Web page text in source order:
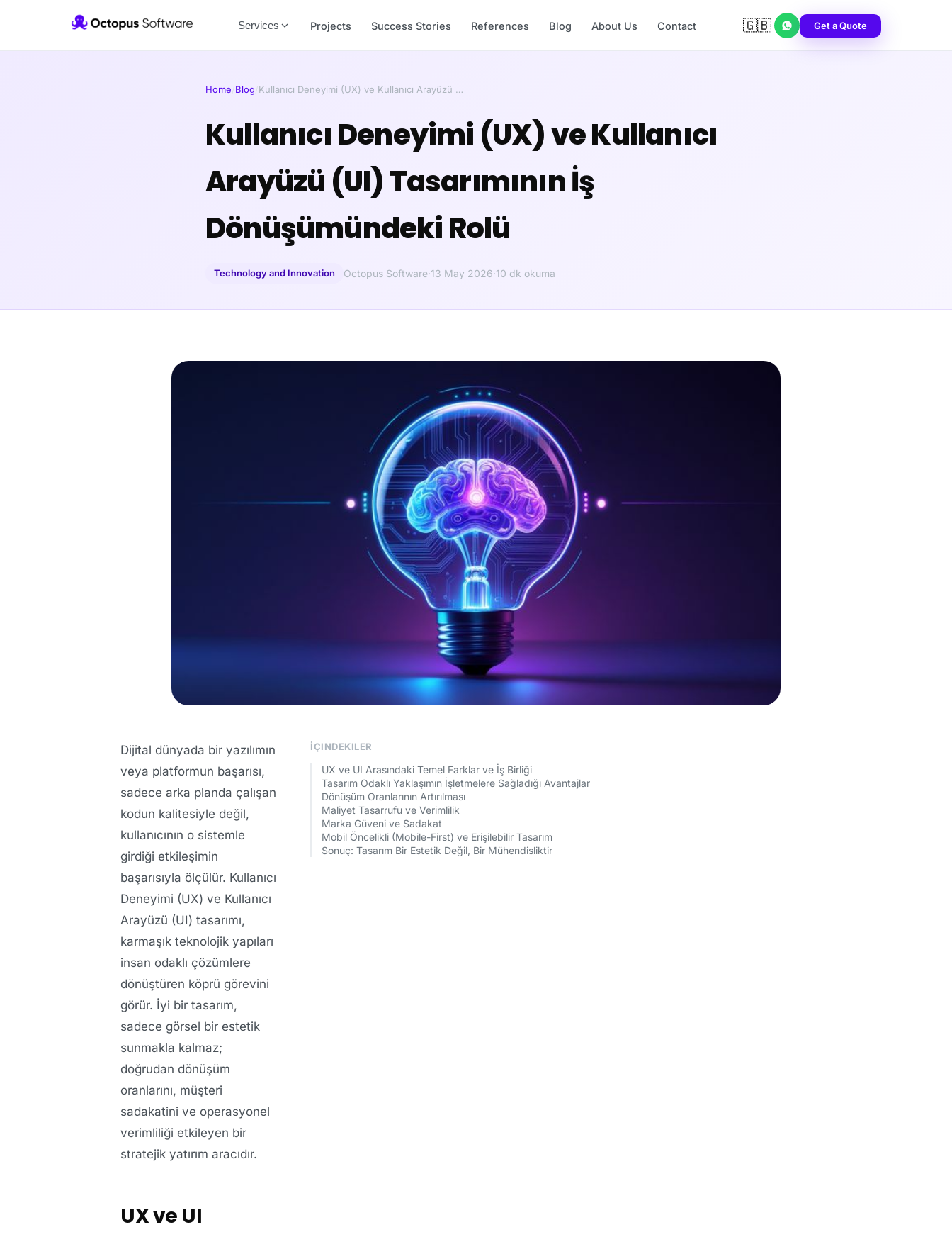
Services Projects Success Stories References Blog About Us Contact 🇬🇧 Get a Quote
Home/Blog/Kullanıcı Deneyimi (UX) ve Kullanıcı Arayüzü …
Kullanıcı Deneyimi (UX) ve Kullanıcı
Arayüzü (UI) Tasarımının İş
Dönüşümündeki Rolü
Technology and Innovation Octopus Software·13 May 2026·10 dk okuma
İÇINDEKILER
UX ve UI Arasındaki Temel Farklar ve İş Birliği
Tasarım Odaklı Yaklaşımın İşletmelere Sağladığı Avantajlar
Dönüşüm Oranlarının Artırılması
Maliyet Tasarrufu ve Verimlilik
Marka Güveni ve Sadakat
Mobil Öncelikli (Mobile-First) ve Erişilebilir Tasarım
Sonuç: Tasarım Bir Estetik Değil, Bir Mühendisliktir
Dijital dünyada bir yazılımın
veya platformun başarısı,
sadece arka planda çalışan
kodun kalitesiyle değil,
kullanıcının o sistemle
girdiği etkileşimin
başarısıyla ölçülür. Kullanıcı
Deneyimi (UX) ve Kullanıcı
Arayüzü (UI) tasarımı,
karmaşık teknolojik yapıları
insan odaklı çözümlere
dönüştüren köprü görevini
görür. İyi bir tasarım,
sadece görsel bir estetik
sunmakla kalmaz;
doğrudan dönüşüm
oranlarını, müşteri
sadakatini ve operasyonel
verimliliği etkileyen bir
stratejik yatırım aracıdır.
UX ve UI